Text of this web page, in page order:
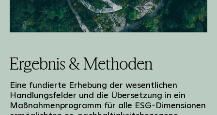
Ergebnis & Methoden
Eine fundierte Erhebung der wesentlichen
Handlungsfelder und die Übersetzung in ein
Maßnahmenprogramm für alle ESG-Dimensionen